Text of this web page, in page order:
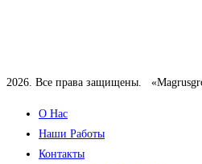
2026. Все права защищены.
О Нас
Наши Работы
Контакты